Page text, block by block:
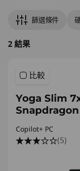
篩選條件
2 結果
比較
Yoga Slim
Snapdragon
Copilot+ PC
(5)